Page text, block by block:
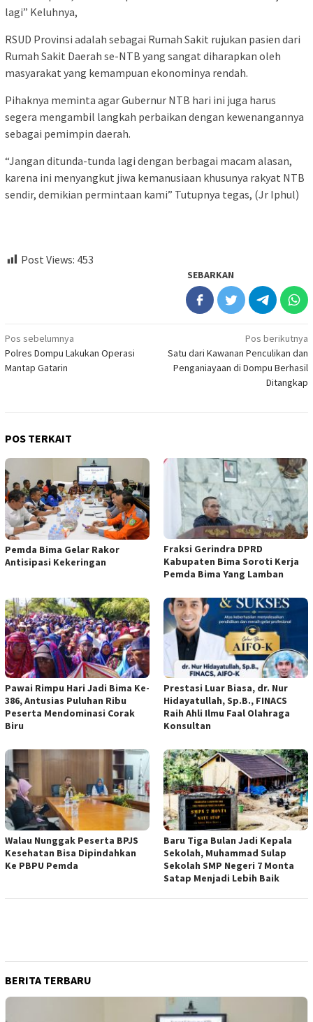
lagi” Keluhnya,
RSUD Provinsi adalah sebagai Rumah Sakit rujukan pasien dari
Rumah Sakit Daerah se-NTB yang sangat diharapkan oleh
masyarakat yang kemampuan ekonominya rendah.
Pihaknya meminta agar Gubernur NTB hari ini juga harus
segera mengambil langkah perbaikan dengan kewenangannya
sebagai pemimpin daerah.
“Jangan ditunda-tunda lagi dengan berbagai macam alasan,
karena ini menyangkut jiwa kemanusiaan khusunya rakyat NTB
sendir, demikian permintaan kami” Tutupnya tegas, (Jr Iphul)
Post Views: 453
SEBARKAN
Navigasi
pos
Pos sebelumnya
Polres Dompu Lakukan Operasi
Mantap Gatarin
Pos berikutnya
Satu dari Kawanan Penculikan dan
Penganiayaan di Dompu Berhasil
Ditangkap
POS TERKAIT
Pemda Bima Gelar Rakor
Antisipasi Kekeringan
Fraksi Gerindra DPRD
Kabupaten Bima Soroti Kerja
Pemda Bima Yang Lamban
Pawai Rimpu Hari Jadi Bima Ke-
386, Antusias Puluhan Ribu
Peserta Mendominasi Corak
Biru
Prestasi Luar Biasa, dr. Nur
Hidayatullah, Sp.B., FINACS
Raih Ahli Ilmu Faal Olahraga
Konsultan
Walau Nunggak Peserta BPJS
Kesehatan Bisa Dipindahkan
Ke PBPU Pemda
Baru Tiga Bulan Jadi Kepala
Sekolah, Muhammad Sulap
Sekolah SMP Negeri 7 Monta
Satap Menjadi Lebih Baik
BERITA TERBARU